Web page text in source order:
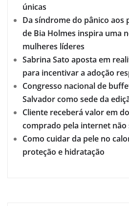
únicas
Da síndrome do pânico aos
de Bia Holmes inspira uma
mulheres líderes
Sabrina Sato aposta em
para incentivar a adoção
Congresso nacional de
Salvador como sede da
Cliente receberá valor em
comprado pela internet não
Como cuidar da pele no
proteção e hidratação